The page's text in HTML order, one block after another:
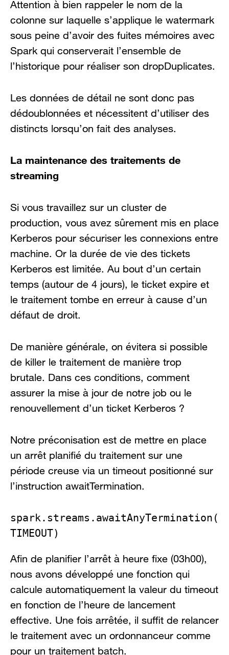
Attention à bien rappeler le nom de la
colonne sur laquelle s’applique le watermark
sous peine d’avoir des fuites mémoires avec
Spark qui conserverait l’ensemble de
l’historique pour réaliser son dropDuplicates.
Les données de détail ne sont donc pas
dédoublonnées et nécessitent d’utiliser des
distincts lorsqu’on fait des analyses.
La maintenance des traitements de
streaming
Si vous travaillez sur un cluster de
production, vous avez sûrement mis en place
Kerberos pour sécuriser les connexions entre
machine. Or la durée de vie des tickets
Kerberos est limitée. Au bout d’un certain
temps (autour de 4 jours), le ticket expire et
le traitement tombe en erreur à cause d’un
défaut de droit.
De manière générale, on évitera si possible
de killer le traitement de manière trop
brutale. Dans ces conditions, comment
assurer la mise à jour de notre job ou le
renouvellement d’un ticket Kerberos ?
Notre préconisation est de mettre en place
un arrêt planifié du traitement sur une
période creuse via un timeout positionné sur
l’instruction awaitTermination.
spark.streams.awaitAnyTermination(
TIMEOUT)
Afin de planifier l’arrêt à heure fixe (03h00),
nous avons développé une fonction qui
calcule automatiquement la valeur du timeout
en fonction de l’heure de lancement
effective. Une fois arrêtée, il suffit de relancer
le traitement avec un ordonnanceur comme
pour un traitement batch.